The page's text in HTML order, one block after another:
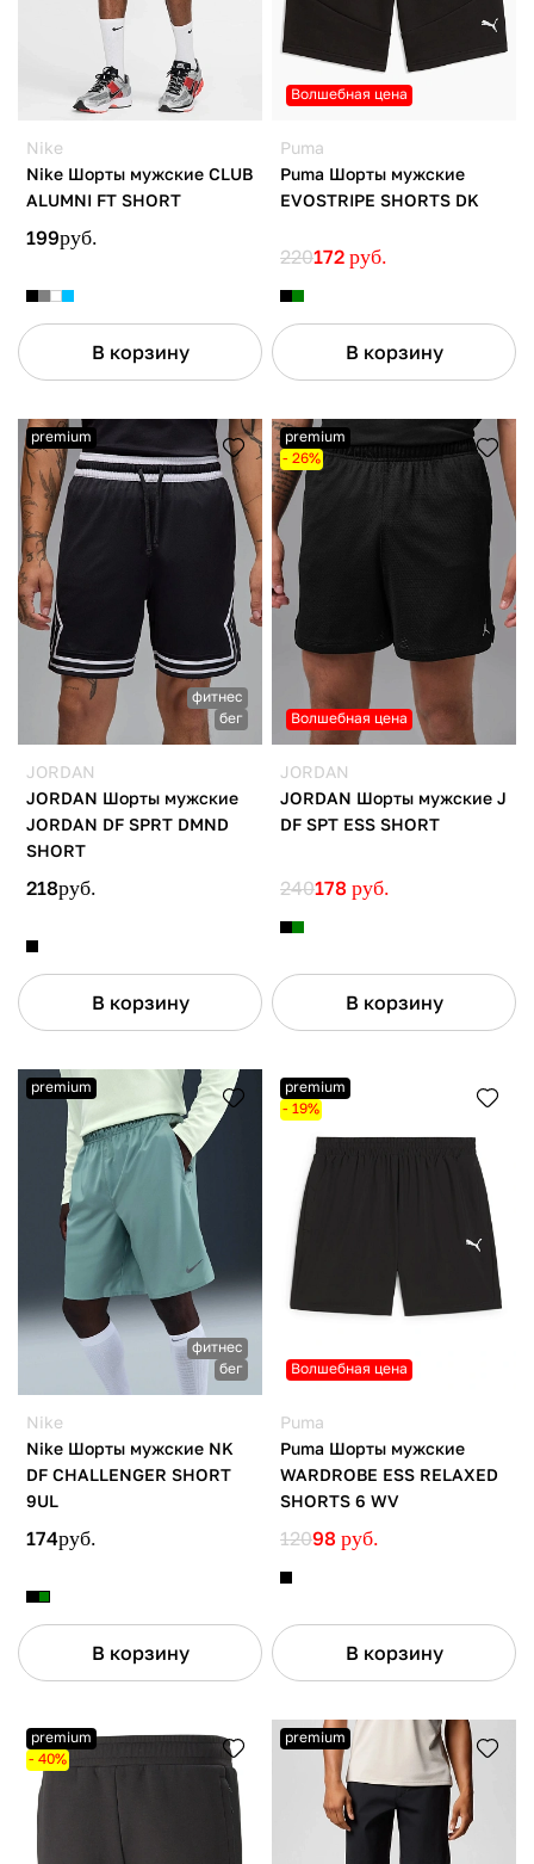
Nike
Nike Шорты мужские CLUB
ALUMNI FT SHORT
199руб.
В корзину
Волшебная цена
Puma
Puma Шорты мужские
EVOSTRIPE SHORTS DK
220172 руб.
В корзину
premium
фитнес
бег
JORDAN
JORDAN Шорты мужские
JORDAN DF SPRT DMND
SHORT
218руб.
В корзину
premium
- 26%
Волшебная цена
JORDAN
JORDAN Шорты мужские J
DF SPT ESS SHORT
240178 руб.
В корзину
premium
фитнес
бег
Nike
Nike Шорты мужские NK
DF CHALLENGER SHORT
9UL
174руб.
В корзину
premium
- 19%
Волшебная цена
Puma
Puma Шорты мужские
WARDROBE ESS RELAXED
SHORTS 6 WV
12098 руб.
В корзину
premium
- 40%
premium